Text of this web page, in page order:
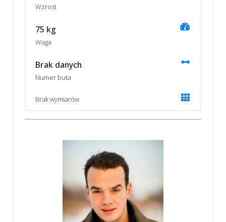
Wzrost
75 kg
Waga
Brak danych
Numer buta
Brak wymiarów